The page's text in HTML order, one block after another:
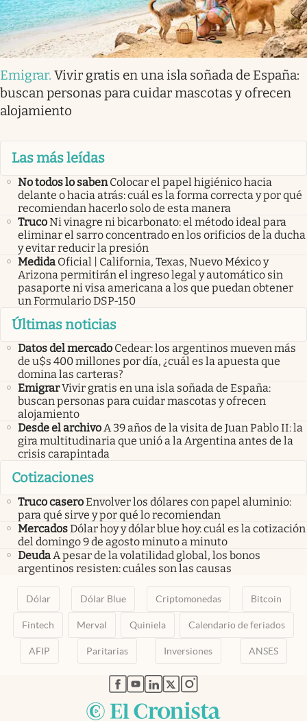
Emigrar. Vivir gratis en una isla soñada de España:
buscan personas para cuidar mascotas y ofrecen
alojamiento
Las más leídas
No todos lo saben Colocar el papel higiénico hacia
delante o hacia atrás: cuál es la forma correcta y por qué
recomiendan hacerlo solo de esta manera
TrucoNi vinagre ni bicarbonato: el método ideal para
eliminar el sarro concentrado en los orificios de la ducha
y evitar reducir la presión
Medida Oficial | California, Texas, Nuevo México y
Arizona permitirán el ingreso legal y automático sin
pasaporte ni visa americana a los que puedan obtener
un Formulario DSP-150
Últimas noticias
Datos del mercado Cedear: los argentinos mueven más
de u$s 400 millones por día, ¿cuál es la apuesta que
domina las carteras?
EmigrarVivir gratis en una isla soñada de España:
buscan personas para cuidar mascotas y ofrecen
alojamiento
Desde el archivoA 39 años de la visita de Juan Pablo II: la
gira multitudinaria que unió a la Argentina antes de la
crisis carapintada
Cotizaciones
Truco caseroEnvolver los dólares con papel aluminio:
para qué sirve y por qué lo recomiendan
MercadosDólar hoy y dólar blue hoy: cuál es la cotización
del domingo 9 de agosto minuto a minuto
Deuda A pesar de la volatilidad global, los bonos
argentinos resisten: cuáles son las causas
Dólar Dólar Blue Criptomonedas Bitcoin
Fintech Merval Quiniela Calendario de feriados
AFIP Paritarias Inversiones ANSES
abre en nueva pestaña
abre en nueva pestaña
abre en nueva pestaña
abre en nueva pestaña
abre en nueva pestaña